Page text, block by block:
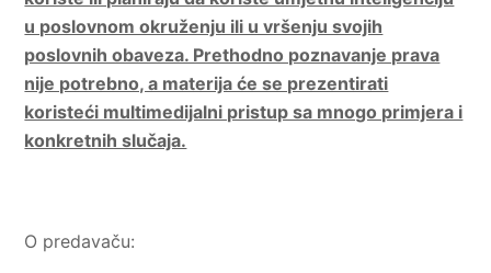
u poslovnom okruženju ili u vršenju svojih
poslovnih obaveza. Prethodno poznavanje prava
nije potrebno, a materija će se prezentirati
koristeći multimedijalni pristup sa mnogo primjera i
konkretnih slučaja.
O predavaču: